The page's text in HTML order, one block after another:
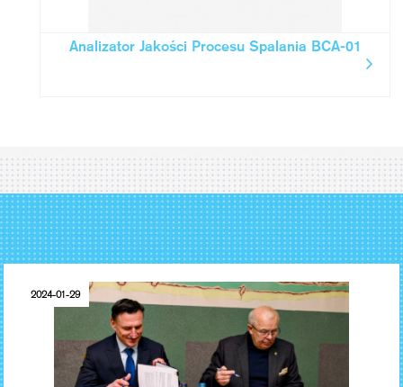
Analizator Jakości Procesu Spalania BCA-01
2024-01-29